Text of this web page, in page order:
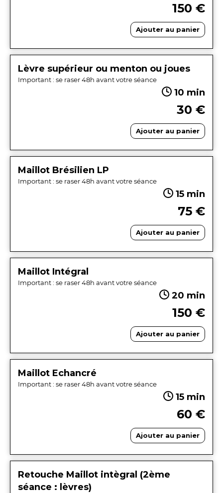
150 €
Ajouter au panier
Lèvre supérieur ou menton ou joues
Important : se raser 48h avant votre séance
10 min
30 €
Ajouter au panier
Maillot Brésilien LP
Important : se raser 48h avant votre séance
15 min
75 €
Ajouter au panier
Maillot Intégral
Important : se raser 48h avant votre séance
20 min
150 €
Ajouter au panier
Maillot Echancré
Important : se raser 48h avant votre séance
15 min
60 €
Ajouter au panier
Retouche Maillot intègral (2ème
séance : lèvres)